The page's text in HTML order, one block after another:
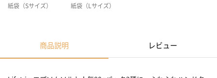
紙袋（Sサイズ） 紙袋（Lサイズ）
商品説明 レビュー